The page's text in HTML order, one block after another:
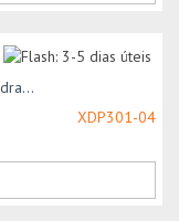
XDP301-04